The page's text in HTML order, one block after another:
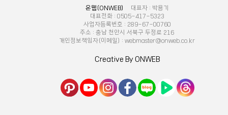
온웹(ONWEB)
대표자 : 박용기
대표전화 : 0505-417-5323
사업자등록번호 : 289-67-00760
주소 : 충남 천안시 서북구 두정로 216
개인정보책임자(이메일) : webmaster@onweb.co.kr
Creative By ONWEB